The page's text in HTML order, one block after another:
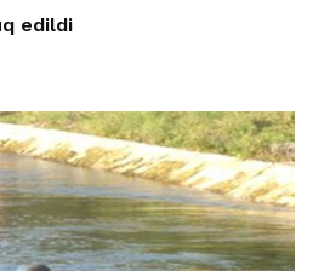
edildi